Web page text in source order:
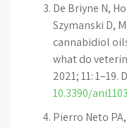
De Briyne N,
Szymanski D,
cannabidiol
what do
2021; 11:
10.3390/
Pierro Neto